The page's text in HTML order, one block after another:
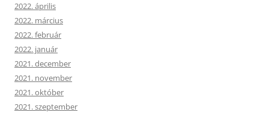
2022. április
2022. március
2022. február
2022. január
2021. december
2021. november
2021. október
2021. szeptember